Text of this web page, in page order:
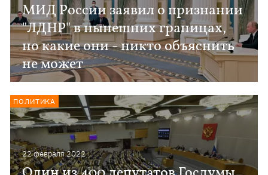
МИД России заявил о признании
"ЛДНР" в нынешних границах,
но какие они - никто объяснить
не может
22 февраля 2022
ПОЛИТИКА